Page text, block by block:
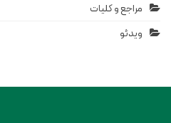
مراجع و کلیات
ویدئو